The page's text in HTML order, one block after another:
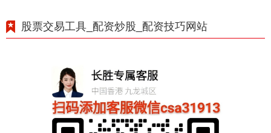
股票交易工具_配资炒股_配资技巧网站